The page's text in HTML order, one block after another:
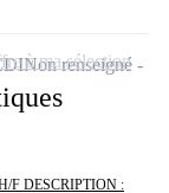
F DESCRIPTION :
Non renseigné
à ma sélection